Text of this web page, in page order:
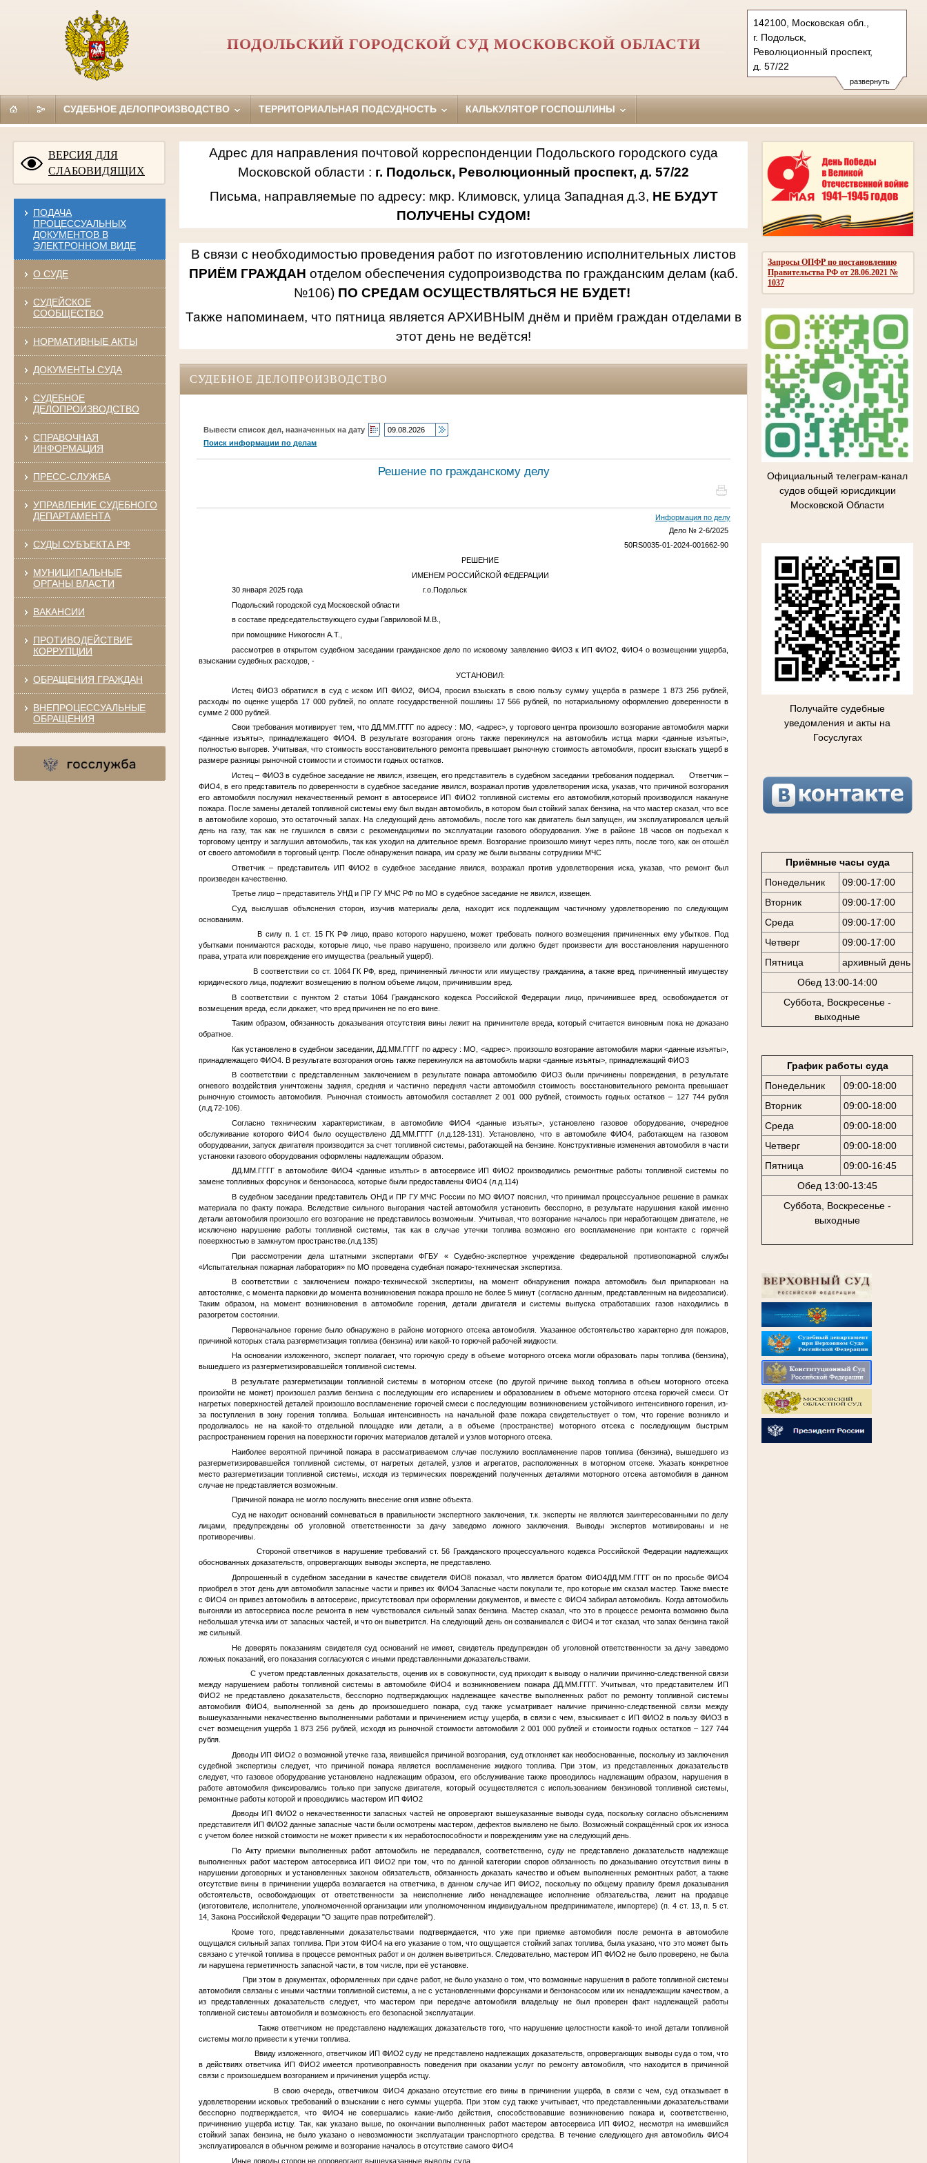
развернуть
142100, Московская обл.,
г. Подольск,
Революционный проспект,
д. 57/22
142181, г.о. Подольск,
мкр. Климовск, ул. Западная,
Тел.: 8(496)769-69-21, 769-94-
podolsky.mo@sudrf.ru
ПОДОЛЬСКИЙ ГОРОДСКОЙ СУД МОСКОВСКОЙ ОБЛАСТИ
СУДЕБНОЕ ДЕЛОПРОИЗВОДСТВО ТЕРРИТОРИАЛЬНАЯ ПОДСУДНОСТЬ КАЛЬКУЛЯТОР ГОСПОШЛИНЫ
ВЕРСИЯ ДЛЯ
СЛАБОВИДЯЩИХ
ПОДАЧА
ПРОЦЕССУАЛЬНЫХ
ДОКУМЕНТОВ В
ЭЛЕКТРОННОМ ВИДЕ
О СУДЕ
СУДЕЙСКОЕ
СООБЩЕСТВО
НОРМАТИВНЫЕ АКТЫ
ДОКУМЕНТЫ СУДА
СУДЕБНОЕ
ДЕЛОПРОИЗВОДСТВО
СПРАВОЧНАЯ
ИНФОРМАЦИЯ
ПРЕСС-СЛУЖБА
УПРАВЛЕНИЕ СУДЕБНОГО
ДЕПАРТАМЕНТА
СУДЫ СУБЪЕКТА РФ
МУНИЦИПАЛЬНЫЕ
ОРГАНЫ ВЛАСТИ
ВАКАНСИИ
ПРОТИВОДЕЙСТВИЕ
КОРРУПЦИИ
ОБРАЩЕНИЯ ГРАЖДАН
ВНЕПРОЦЕССУАЛЬНЫЕ
ОБРАЩЕНИЯ
Запросы ОПФР по постановлению
Правительства РФ от 28.06.2021 №
1037
Официальный телеграм-канал
судов общей юрисдикции
Московской Области
Получайте судебные
уведомления и акты на
Госуслугах
Приёмные часы суда
Понедельник
09:00-17:00
Вторник
09:00-17:00
Среда
09:00-17:00
Четверг
09:00-17:00
Пятница
архивный день
Обед 13:00-14:00
Суббота, Воскресенье -
выходные
График работы суда
Понедельник
09:00-18:00
Вторник
09:00-18:00
Среда
09:00-18:00
Четверг
09:00-18:00
Пятница
09:00-16:45
Обед 13:00-13:45
Суббота, Воскресенье -
выходные
Адрес для направления почтовой корреспонденции Подольского городского суда
Московской области : г. Подольск, Революционный проспект, д. 57/22
Письма, направляемые по адресу: мкр. Климовск, улица Западная д.3, НЕ БУДУТ
ПОЛУЧЕНЫ СУДОМ!
В связи с необходимостью проведения работ по изготовлению исполнительных листов
ПРИЁМ ГРАЖДАН отделом обеспечения судопроизводства по гражданским делам (каб.
№106) ПО СРЕДАМ ОСУЩЕСТВЛЯТЬСЯ НЕ БУДЕТ!
Также напоминаем, что пятница является АРХИВНЫМ днём и приём граждан отделами в
этот день не ведётся!
СУДЕБНОЕ ДЕЛОПРОИЗВОДСТВО
Вывести список дел, назначенных на дату
Поиск информации по делам
Решение по гражданскому делу
Информация по делу
Дело № 2-6/2025
50RS0035-01-2024-001662-90
РЕШЕНИЕ
ИМЕНЕМ РОССИЙСКОЙ ФЕДЕРАЦИИ
30 января 2025 года г.о.Подольск
Подольский городской суд Московской области
в составе председательствующего судьи Гавриловой М.В.,
при помощнике Никогосян А.Т.,
рассмотрев в открытом судебном заседании гражданское дело по исковому заявлениюФИО3 к ИПФИО2 ,ФИО4 о возмещении ущерба,
взыскании судебных расходов, -
УСТАНОВИЛ:
Истец ФИО3обратился в суд с иском ИПФИО2 ,ФИО4 , просил взыскать в свою пользу сумму ущерба в размере 1 873 256 рублей,
расходы по оценке ущерба 17 000 рублей, по оплате государственной пошлины 17 566 рублей, по нотариальному оформлению доверенности в
сумме 2 000 рублей.
Свои требования мотивирует тем, что ДД.ММ.ГГГГ по адресу : МО, <адрес>, у торгового центра произошло возгорание автомобиля марки
<данные изъяты> , принадлежащего ФИО4. В результате возгорания огонь также перекинулся на автомобиль истца марки <данные изъяты>
полностью выгорев. Учитывая, что стоимость восстановительного ремонта превышает рыночную стоимость автомобиля, просит взыскать ущерб в
размере разницы рыночной стоимости и стоимости годных остатков.
Истец – ФИО3в судебное заседание не явился, извещен, его представитель в судебном заседании требования поддержал. Ответчик –
ФИО4, в его представитель по доверенности в судебное заседание явился, возражал против удовлетворения иска, указав, что причиной возгорания
его автомобиля послужил некачественный ремонт в автосервисе ИПФИО2 топливной системы его автомобиля,который производился накануне
пожара. После замены деталей топливной системы ему был выдан автомобиль, в котором был стойкий запах бензина, на что мастер сказал, что все
в автомобиле хорошо, это остаточный запах. На следующий день автомобиль, после того как двигатель был запущен, им эксплуатировался целый
день на газу, так как не глушился в связи с рекомендациями по эксплуатации газового оборудования. Уже в районе 18 часов он подъехал к
торговому центру и заглушил автомобиль, так как уходил на длительное время. Возгорание произошло минут через пять, после того, как он отошёл
от своего автомобиля в торговый центр. После обнаружения пожара, им сразу же были вызваны сотрудники МЧС
Ответчик – представитель ИПФИО2 в судебное заседание явился, возражал против удовлетворения иска, указав, что ремонт был
произведен качественно.
Третье лицо – представитель УНД и ПР ГУ МЧС РФ по МО в судебное заседание не явился, извещен.
Суд, выслушав объяснения сторон, изучив материалы дела, находит иск подлежащим частичному удовлетворению по следующим
основаниям.
В силу п. 1 ст. 15 ГК РФ лицо, право которого нарушено, может требовать полного возмещения причиненных ему убытков. Под
убытками понимаются расходы, которые лицо, чье право нарушено, произвело или должно будет произвести для восстановления нарушенного
права, утрата или повреждение его имущества (реальный ущерб).
В соответствии со ст. 1064 ГК РФ, вред, причиненный личности или имуществу гражданина, а также вред, причиненный имуществу
юридического лица, подлежит возмещению в полном объеме лицом, причинившим вред.
В соответствии с пунктом 2 статьи 1064 Гражданского кодекса Российской Федерации лицо, причинившее вред, освобождается от
возмещения вреда, если докажет, что вред причинен не по его вине.
Таким образом, обязанность доказывания отсутствия вины лежит на причинителе вреда, который считается виновным пока не доказано
обратное.
Как установлено в судебном заседании, ДД.ММ.ГГГГ по адресу : МО, <адрес>. произошло возгорание автомобиля марки <данные изъяты>
принадлежащего ФИО4. В результате возгорания огонь также перекинулся на автомобиль марки <данные изъяты>, принадлежащий ФИО3
В соответствии с представленным заключением в результате пожара автомобилю ФИО3были причинены повреждения, в результате
огневого воздействия уничтожены задняя, средняя и частично передняя части автомобиля стоимость восстановительного ремонта превышает
рыночную стоимость автомобиля. Рыночная стоимость автомобиля составляет 2 001 000 рублей, стоимость годных остатков – 127 744 рубля
(л.д.72-106).
Согласно техническим характеристикам, в автомобиле ФИО4 <данные изъяты>, установлено газовое оборудование, очередное
обслуживание которого ФИО4было осуществлено ДД.ММ.ГГГГ (л.д.128-131). Установлено, что в автомобилеФИО4 , работающем на газовом
оборудовании, запуск двигателя производится за счет топливной системы, работающей на бензине. Конструктивные изменения автомобиля в части
установки газового оборудования оформлены надлежащим образом.
ДД.ММ.ГГГГв автомобиле ФИО4 <данные изъяты>в автосервисе ИПФИО2 производились ремонтные работы топливной системы по
замене топливных форсунок и бензонасоса, которые были предоставлены ФИО4(л.д.114)
В судебном заседании представитель ОНД и ПР ГУ МЧС России по МОФИО7 пояснил, что принимал процессуальное решение в рамках
материала по факту пожара. Вследствие сильного выгорания частей автомобиля установить бесспорно, в результате нарушения какой именно
детали автомобиля произошло его возгорание не представилось возможным. Учитывая, что возгорание началось при неработающем двигателе, не
исключено нарушение работы топливной системы, так как в случае утечки топлива возможно его воспламенение при контакте с горячей
поверхностью в замкнутом пространстве.(л.д.135)
При рассмотрении дела штатными экспертами ФГБУ « Судебно-экспертное учреждение федеральной противопожарной службы
«Испытательная пожарная лаборатория» по МО проведена судебная пожаро-техническая экспертиза.
В соответствии с заключением пожаро-технической экспертизы, на момент обнаружения пожара автомобиль был припаркован на
автостоянке, с момента парковки до момента возникновения пожара прошло не более 5 минут (согласно данным, представленным на видеозаписи).
Таким образом, на момент возникновения в автомобиле горения, детали двигателя и системы выпуска отработавших газов находились в
разогретом состоянии.
Первоначальное горение было обнаружено в районе моторного отсека автомобиля. Указанное обстоятельство характерно для пожаров,
причиной которых стала разгерметизация топлива (бензина) или какой-то горючей рабочей жидкости.
На основании изложенного, эксперт полагает, что горючую среду в объеме моторного отсека могли образовать пары топлива (бензина),
вышедшего из разгерметизировавшейся топливной системы.
В результате разгерметизации топливной системы в моторном отсеке (по другой причине выход топлива в объем моторного отсека
произойти не может) произошел разлив бензина с последующим его испарением и образованием в объеме моторного отсека горючей смеси. От
нагретых поверхностей деталей произошло воспламенение горючей смеси с последующим возникновением устойчивого интенсивного горения, из-
за поступления в зону горения топлива. Большая интенсивность на начальной фазе пожара свидетельствует о том, что горение возникло и
продолжалось не на какой-то отдельной площадке или детали, а в объеме (пространстве) моторного отсека с последующим быстрым
распространением горения на поверхности горючих материалов деталей и узлов моторного отсека.
Наиболее вероятной причиной пожара в рассматриваемом случае послужило воспламенение паров топлива (бензина), вышедшего из
разгерметизировавшейся топливной системы, от нагретых деталей, узлов и агрегатов, расположенных в моторном отсеке. Указать конкретное
место разгерметизации топливной системы, исходя из термических повреждений полученных деталями моторного отсека автомобиля в данном
случае не представляется возможным.
Причиной пожара не могло послужить внесение огня извне объекта.
Суд не находит оснований сомневаться в правильности экспертного заключения, т.к. эксперты не являются заинтересованными по делу
лицами, предупреждены об уголовной ответственности за дачу заведомо ложного заключения. Выводы экспертов мотивированы и не
противоречивы.
Стороной ответчиков в нарушение требований ст. 56 Гражданского процессуального кодекса Российской Федерации надлежащих
обоснованных доказательств, опровергающих выводы эксперта, не представлено.
Допрошенный в судебном заседании в качестве свидетеляФИО8 показал, что является братом ФИО4ДД.ММ.ГГГГон по просьбеФИО4
приобрел в этот день для автомобиля запасные части и привез их ФИО4Запасные части покупали те, про которые им сказал мастер. Также вместе
сФИО4 он привез автомобиль в автосервис, присутствовал при оформлении документов, и вместе с ФИО4забирал автомобиль. Когда автомобиль
выгоняли из автосервиса после ремонта в нем чувствовался сильный запах бензина. Мастер сказал, что это в процессе ремонта возможно была
небольшая утечка или от запасных частей, и что он выветрится. На следующий день он созванивался сФИО4 и тот сказал, что запах бензина такой
же сильный.
Не доверять показаниям свидетеля суд оснований не имеет, свидетель предупрежден об уголовной ответственности за дачу заведомо
ложных показаний, его показания согласуются с иными представленными доказательствами.
С учетом представленных доказательств, оценив их в совокупности, суд приходит к выводу о наличии причинно-следственной связи
между нарушением работы топливной системы в автомобилеФИО4 и возникновением пожара ДД.ММ.ГГГГ. Учитывая, что представителем ИП
ФИО2не представлено доказательств, бесспорно подтверждающих надлежащее качестве выполненных работ по ремонту топливной системы
автомобиля ФИО4, выполненной за день до произошедшего пожара, суд также усматривает наличие причинно-следственной связи между
вышеуказанными некачественно выполненными работами и причинением истцу ущерба, в связи с чем, взыскивает с ИПФИО2 в пользуФИО3 в
счет возмещения ущерба 1 873 256 рублей, исходя из рыночной стоимости автомобиля 2 001 000 рублей и стоимости годных остатков – 127 744
рубля.
Доводы ИПФИО2 о возможной утечке газа, явившейся причиной возгорания, суд отклоняет как необоснованные, поскольку из заключения
судебной экспертизы следует, что причиной пожара является воспламенение жидкого топлива. При этом, из представленных доказательств
следует, что газовое оборудование установлено надлежащим образом, его обслуживание также проводилось надлежащим образом, нарушения в
работе автомобиля фиксировались только при запуске двигателя, который осуществляется с использованием бензиновой топливной системы,
ремонтные работы которой и проводились мастером ИП ФИО2
Доводы ИПФИО2 о некачественности запасных частей не опровергают вышеуказанные выводы суда, поскольку согласно объяснениям
представителя ИПФИО2 данные запасные части были осмотрены мастером, дефектов выявлено не было. Возможный сокращённый срок их износа
с учетом более низкой стоимости не может привести к их неработоспособности и повреждениям уже на следующий день.
По Акту приемки выполненных работ автомобиль не передавался, соответственно, суду не представлено доказательств надлежаще
выполненных работ мастером автосервиса ИП ФИО2при том, что по данной категории споров обязанность по доказыванию отсутствия вины в
нарушении договорных и установленных законом обязательств, обязанность доказать качество и объем выполненных ремонтных работ, а также
отсутствие вины в причинении ущерба возлагается на ответчика, в данном случае ИПФИО2 , поскольку по общему правилу бремя доказывания
обстоятельств, освобождающих от ответственности за неисполнение либо ненадлежащее исполнение обязательства, лежит на продавце
(изготовителе, исполнителе, уполномоченной организации или уполномоченном индивидуальном предпринимателе, импортере) (п. 4 ст. 13, п. 5 ст.
14, Закона Российской Федерации "О защите прав потребителей").
Кроме того, представленными доказательствами подтверждается, что уже при приемке автомобиля после ремонта в автомобиле
ощущался сильный запах топлива. При этомФИО4 на его указание о том, что ощущается стойкий запах топлива, была указано, что это может быть
связано с утечкой топлива в процессе ремонтных работ и он должен выветриться. Следовательно, мастером ИПФИО2 не было проверено, не была
ли нарушена герметичность запасной части, в том числе, при её установке.
При этом в документах, оформленных при сдаче работ, не было указано о том, что возможные нарушения в работе топливной системы
автомобиля связаны с иными частями топливной системы, а не с установленными форсунками и бензонасосом или их ненадлежащим качеством, а
из представленных доказательств следует, что мастером при передаче автомобиля владельцу не был проверен факт надлежащей работы
топливной системы автомобиля и возможность его безопасной эксплуатации.
Также ответчиком не представлено надлежащих доказательств того, что нарушение целостности какой-то иной детали топливной
системы могло привести к утечки топлива.
Ввиду изложенного, ответчиком ИПФИО2 суду не представлено надлежащих доказательств, опровергающих выводы суда о том, что
в действиях ответчика ИП ФИО2имеется противоправность поведения при оказании услуг по ремонту автомобиля, что находится в причинной
связи с произошедшем возгоранием и причинения ущерба истцу.
В свою очередь, ответчиком ФИО4доказано отсутствие его вины в причинении ущерба, в связи с чем, суд отказывает в
удовлетворении исковых требований о взыскании с него суммы ущерба. При этом суд также учитывает, что представленными доказательствами
бесспорно подтверждается, что ФИО4не совершались какие-либо действия, способствовавшие возникновению пожара и, соответственно,
причинению ущерба истцу. Так, как указано выше, по окончании выполненных работ мастером автосервиса ИПФИО2 , несмотря на имевшийся
стойкий запах бензина, не было указано о невозможности эксплуатации транспортного средства. В течение следующего дня автомобильФИО4
эксплуатировался в обычном режиме и возгорание началось в отсутствие самого ФИО4
Иные доводы сторон не опровергают вышеуказанные выводы суда.